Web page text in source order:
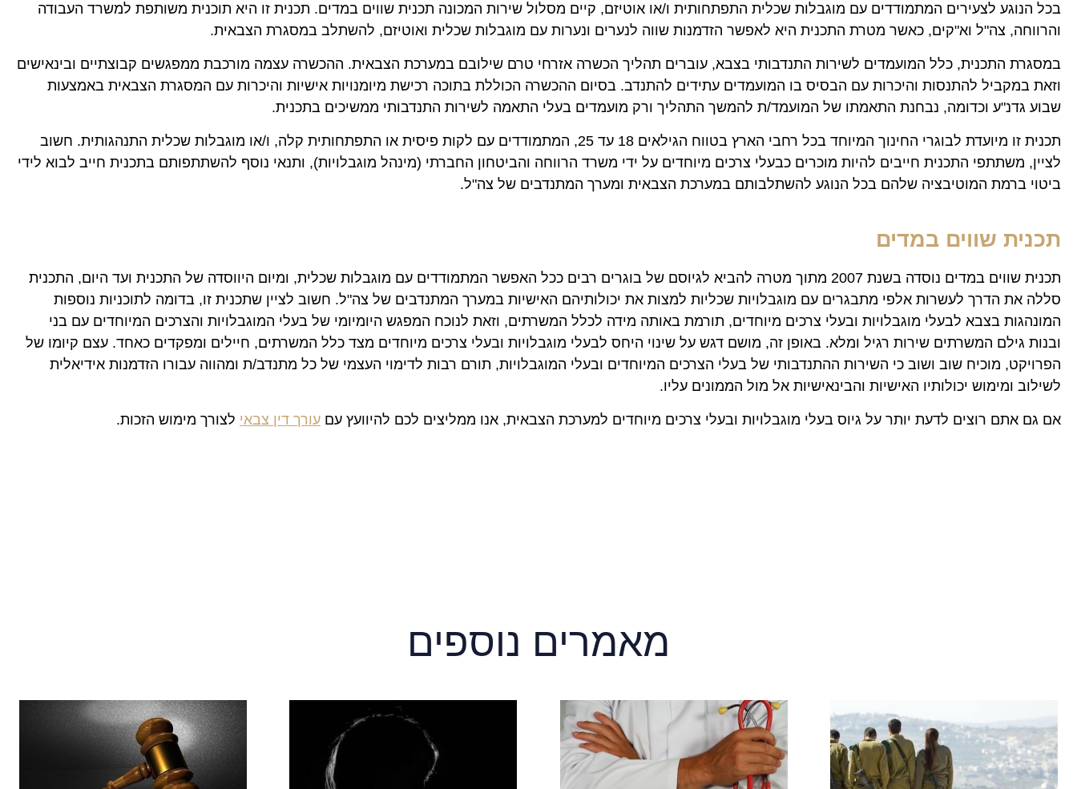
בכל הנוגע לצעירים המתמודדים עם מוגבלות שכלית התפתחותית ו/או אוטיזם, קיים מסלול שירות המכונה תכנית שווים במדים. תכנית זו היא תוכנית משותפת למשרד העבודה
והרווחה, צה"ל וא"קים, כאשר מטרת התכנית היא לאפשר הזדמנות שווה לנערים ונערות עם מוגבלות שכלית ואוטיזם, להשתלב במסגרת הצבאית.
במסגרת התכנית, כלל המועמדים לשירות התנדבותי בצבא, עוברים תהליך הכשרה אזרחי טרם שילובם במערכת הצבאית. ההכשרה עצמה מורכבת ממפגשים קבוצתיים ובינאישים
וזאת במקביל להתנסות והיכרות עם הבסיס בו המועמדים עתידים להתנדב. בסיום ההכשרה הכוללת בתוכה רכישת מיומנויות אישיות והיכרות עם המסגרת הצבאית באמצעות
שבוע גדנ"ע וכדומה, נבחנת התאמתו של המועמד/ת להמשך התהליך ורק מועמדים בעלי התאמה לשירות התנדבותי ממשיכים בתכנית.
תכנית זו מיועדת לבוגרי החינוך המיוחד בכל רחבי הארץ בטווח הגילאים 18 עד 25, המתמודדים עם לקות פיסית או התפתחותית קלה, ו/או מוגבלות שכלית התנהגותית. חשוב
לציין, משתתפי התכנית חייבים להיות מוכרים כבעלי צרכים מיוחדים על ידי משרד הרווחה והביטחון החברתי (מינהל מוגבלויות), ותנאי נוסף להשתתפותם בתכנית חייב לבוא לידי
ביטוי ברמת המוטיבציה שלהם בכל הנוגע להשתלבותם במערכת הצבאית ומערך המתנדבים של צה"ל.
תכנית שווים במדים
תכנית שווים במדים נוסדה בשנת 2007 מתוך מטרה להביא לגיוסם של בוגרים רבים ככל האפשר המתמודדים עם מוגבלות שכלית, ומיום היווסדה של התכנית ועד היום, התכנית
סללה את הדרך לעשרות אלפי מתבגרים עם מוגבלויות שכליות למצות את יכולותיהם האישיות במערך המתנדבים של צה"ל. חשוב לציין שתכנית זו, בדומה לתוכניות נוספות
המונהגות בצבא לבעלי מוגבלויות ובעלי צרכים מיוחדים, תורמת באותה מידה לכלל המשרתים, וזאת לנוכח המפגש היומיומי של בעלי המוגבלויות והצרכים המיוחדים עם בני
ובנות גילם המשרתים שירות רגיל ומלא. באופן זה, מושם דגש על שינוי היחס לבעלי מוגבלויות ובעלי צרכים מיוחדים מצד כלל המשרתים, חיילים ומפקדים כאחד. עצם קיומו של
הפרויקט, מוכיח שוב ושוב כי השירות ההתנדבותי של בעלי הצרכים המיוחדים ובעלי המוגבלויות, תורם רבות לדימוי העצמי של כל מתנדב/ת ומהווה עבורו הזדמנות אידיאלית
לשילוב ומימוש יכולותיו האישיות והבינאישיות אל מול הממונים עליו.
אם גם אתם רוצים לדעת יותר על גיוס בעלי מוגבלויות ובעלי צרכים מיוחדים למערכת הצבאית, אנו ממליצים לכם להיוועץ עם עורך דין צבאי לצורך מימוש הזכות.
מאמרים נוספים